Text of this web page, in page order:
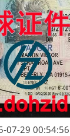
07-29